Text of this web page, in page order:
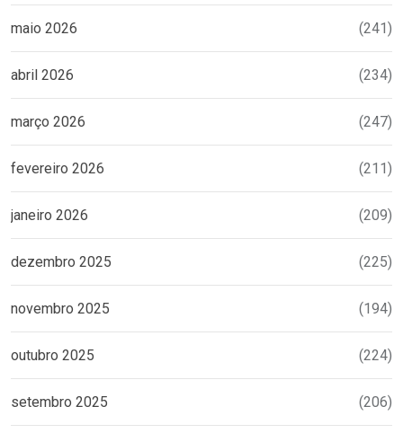
maio 2026 (241)
abril 2026 (234)
março 2026 (247)
fevereiro 2026 (211)
janeiro 2026 (209)
dezembro 2025 (225)
novembro 2025 (194)
outubro 2025 (224)
setembro 2025 (206)